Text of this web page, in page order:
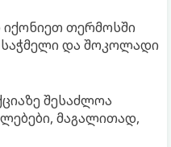
იქონიეთ თერმოსში
საჭმელი და შოკოლადი
შესაძლოა
მაგალითად,